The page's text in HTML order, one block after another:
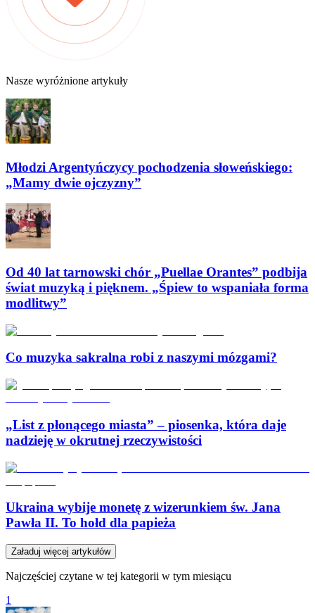
Nasze wyróżnione artykuły
Młodzi Argentyńczycy pochodzenia słoweńskiego:
„Mamy dwie ojczyzny”
Od 40 lat tarnowski chór „Puellae Orantes” podbija
świat muzyką i pięknem. „Śpiew to wspaniała forma
modlitwy”
Co muzyka sakralna robi z naszymi mózgami?
„List z płonącego miasta” – piosenka, która daje
nadzieję w okrutnej rzeczywistości
Ukraina wybije monetę z wizerunkiem św. Jana
Pawła II. To hołd dla papieża
Załaduj więcej artykułów
Najczęściej czytane w tej kategorii w tym miesiącu
1